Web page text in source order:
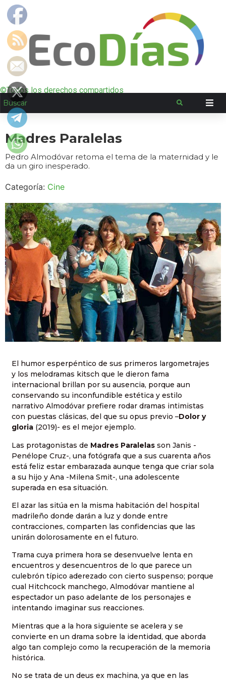
©Todos los derechos compartidos
Madres Paralelas
Pedro Almodóvar retoma el tema de la maternidad y le
da un giro inesperado.
Categoría: Cine
El humor esperpéntico de sus primeros largometrajes
y los melodramas kitsch que le dieron fama
internacional brillan por su ausencia, porque aun
conservando su inconfundible estética y estilo
narrativo Almodóvar prefiere rodar dramas intimistas
con puestas clásicas, del que su opus previo –Dolor y
gloria (2019)- es el mejor ejemplo.
Las protagonistas de Madres Paralelas son Janis -
Penélope Cruz-, una fotógrafa que a sus cuarenta años
está feliz estar embarazada aunque tenga que criar sola
a su hijo y Ana -Milena Smit-, una adolescente
superada en esa situación.
El azar las sitúa en la misma habitación del hospital
madrileño donde darán a luz y donde entre
contracciones, comparten las confidencias que las
unirán dolorosamente en el futuro.
Trama cuya primera hora se desenvuelve lenta en
encuentros y desencuentros de lo que parece un
culebrón típico aderezado con cierto suspenso; porque
cual Hitchcock manchego, Almodóvar mantiene al
espectador un paso adelante de los personajes e
intentando imaginar sus reacciones.
Mientras que a la hora siguiente se acelera y se
convierte en un drama sobre la identidad, que aborda
algo tan complejo como la recuperación de la memoria
histórica.
No se trata de un deus ex machina, ya que en las